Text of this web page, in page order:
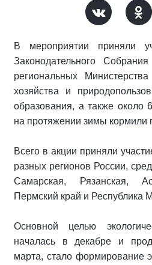
В мероприятии приняли
Законодательного
региональных
хозяйства и
образования, а также около
на протяжении зимы кормили
Всего в акции приняли
разных регионов России,
Самарская, Рязанская,
Пермский край и Республика
Основной целью
началась в декабре и
марта, стало формирование